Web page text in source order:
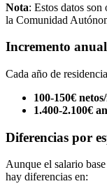
Nota: Estos datos
la Comunidad
Incremento anual
Cada año de
100-150€
1.400-2.100€
Diferencias por
Aunque el salario
hay diferencias en: